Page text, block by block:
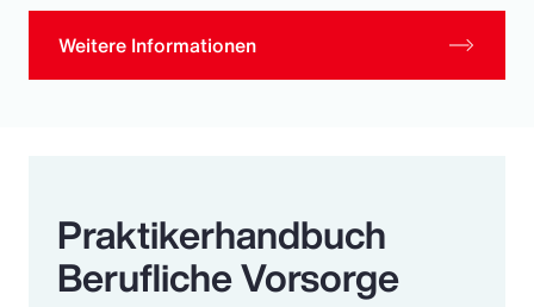
Weitere Informationen
Praktikerhandbuch
Berufliche Vorsorge